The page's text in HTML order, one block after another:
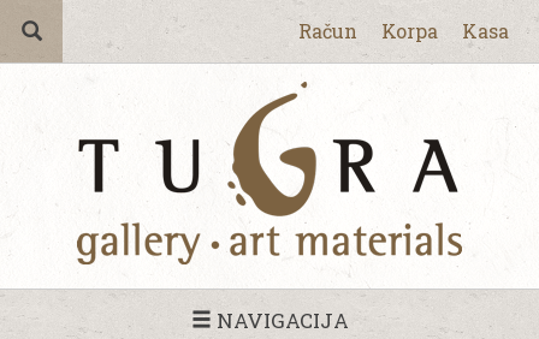
Račun Korpa Kasa
NAVIGACIJA